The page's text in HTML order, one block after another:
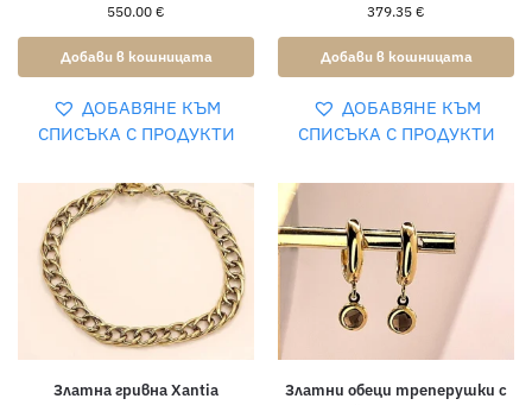
550.00 €
Добави в кошницата
ДОБАВЯНЕ КЪМ
СПИСЪКА С ПРОДУКТИ
379.35 €
Добави в кошницата
ДОБАВЯНЕ КЪМ
СПИСЪКА С ПРОДУКТИ
Златна гривна Xantia
Златни обеци треперушки с